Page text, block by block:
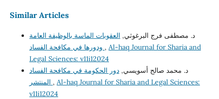
Similar Articles
د. مصطفى فرج البرغوثي, العقوبات الماسة بالوظيفة العامة
, Al-haq Journal for Sharia and
Legal Sciences: v11i12024
د. محمد صالح أسويسي,دور الحكومة في مكافحة الفساد
, Al-haq Journal for Sharia and Legal Sciences:
v11i12024